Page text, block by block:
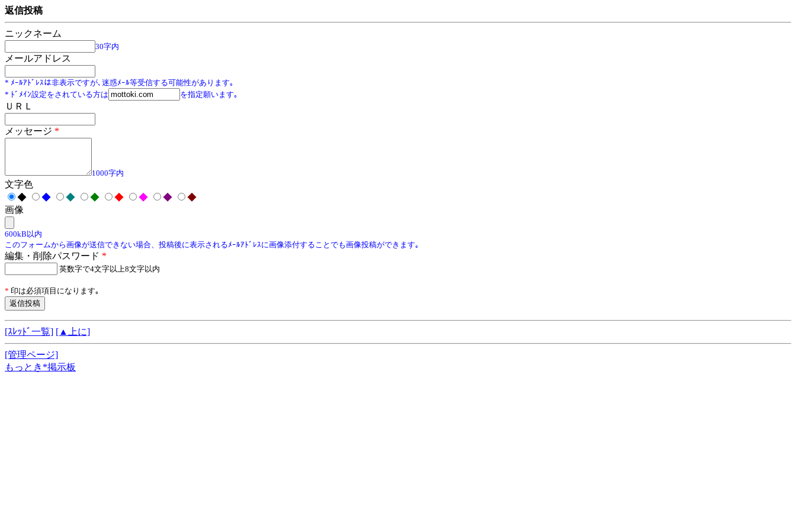
返信投稿
ニックネーム
30字内
メールアドレス
* ﾒｰﾙｱﾄﾞﾚｽは非表示ですが､迷惑ﾒｰﾙ等受信する可能性があります｡
* ﾄﾞﾒｲﾝ設定をされている方は
を指定願います｡
ＵＲＬ
メッセージ *
1000字内
文字色
◆
◆ ◆ ◆ ◆ ◆ ◆
◆
画像
600kB以内
このフォームから画像が送信できない場合、投稿後に表示されるﾒｰﾙｱﾄﾞﾚｽに画像添付することでも画像投稿ができます｡
編集・削除パスワード *
英数字で4文字以上8文字以内
* 印は必須項目になります｡
[ｽﾚｯﾄﾞ一覧] [▲上に]
[管理ページ]
もっとき*掲示板